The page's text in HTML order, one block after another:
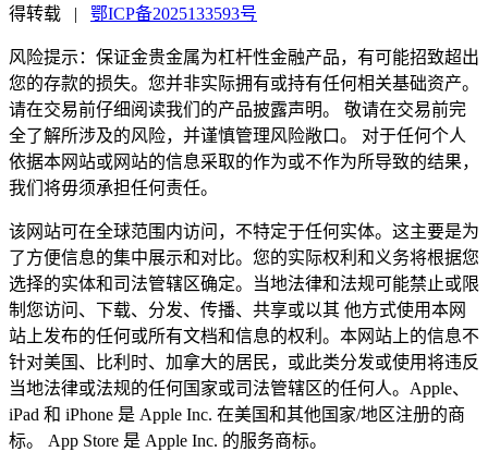
得转载
| 鄂ICP备2025133593号
风险提示：保证金贵金属为杠杆性金融产品，有可能招致超出
您的存款的损失。您并非实际拥有或持有任何相关基础资产。
请在交易前仔细阅读我们的产品披露声明。 敬请在交易前完
全了解所涉及的风险，并谨慎管理风险敞口。 对于任何个人
依据本网站或网站的信息采取的作为或不作为所导致的结果，
我们将毋须承担任何责任。
该网站可在全球范围内访问，不特定于任何实体。这主要是为
了方便信息的集中展示和对比。您的实际权利和义务将根据您
选择的实体和司法管辖区确定。当地法律和法规可能禁止或限
制您访问、下载、分发、传播、共享或以其 他方式使用本网
站上发布的任何或所有文档和信息的权利。本网站上的信息不
针对美国、比利时、加拿大的居民，或此类分发或使用将违反
当地法律或法规的任何国家或司法管辖区的任何人。Apple、
iPad 和 iPhone 是 Apple Inc. 在美国和其他国家/地区注册的商
标。 App Store 是 Apple Inc. 的服务商标。